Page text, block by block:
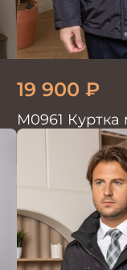
19 900 ₽
М0961 Куртка
т.коричневый